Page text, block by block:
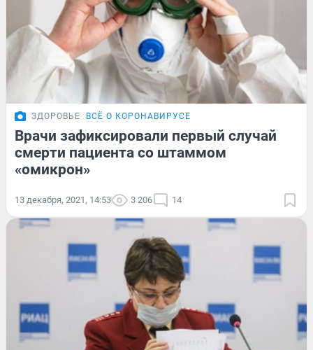
ЗДОРОВЬЕ ВСЁ О КОРОНАВИРУСЕ
Врачи зафиксировали первый случай
смерти пациента со штаммом
«омикрон»
13 декабря, 2021, 14:53 3 206 14